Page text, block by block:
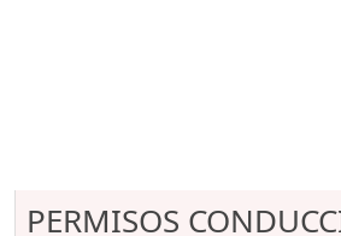
PERMISOS